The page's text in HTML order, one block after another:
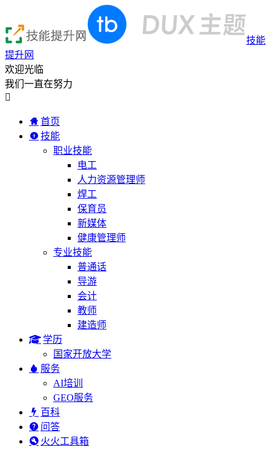
技能
提升网
欢迎光临
我们一直在努力

首页
技能
职业技能
电工
人力资源管理师
焊工
保育员
新媒体
健康管理师
专业技能
普通话
导游
会计
教师
建造师
学历
国家开放大学
服务
AI培训
GEO服务
百科
问答
火火工具箱